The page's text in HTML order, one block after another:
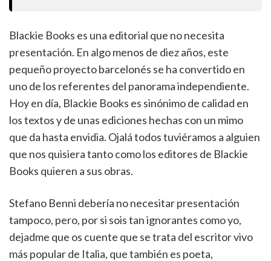
Blackie Books es una editorial que no necesita
presentación. En algo menos de diez años, este
pequeño proyecto barcelonés se ha convertido en
uno de los referentes del panorama independiente.
Hoy en día, Blackie Books es sinónimo de calidad en
los textos y de unas ediciones hechas con un mimo
que da hasta envidia. Ojalá todos tuviéramos a alguien
que nos quisiera tanto como los editores de Blackie
Books quieren a sus obras.
Stefano Benni debería no necesitar presentación
tampoco, pero, por si sois tan ignorantes como yo,
dejadme que os cuente que se trata del escritor vivo
más popular de Italia, que también es poeta,